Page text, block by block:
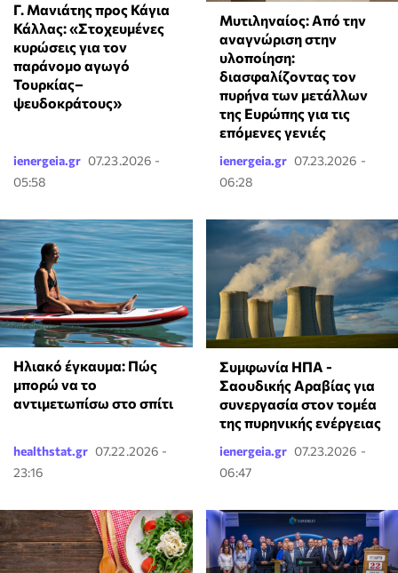
Γ. Μανιάτης προς Κάγια
Κάλλας: «Στοχευμένες
κυρώσεις για τον
παράνομο αγωγό
Τουρκίας–
ψευδοκράτους»
ienergeia.gr 07.23.2026 -
05:58
Μυτιληναίος: Από την
αναγνώριση στην
υλοποίηση:
διασφαλίζοντας τον
πυρήνα των μετάλλων
της Ευρώπης για τις
επόμενες γενιές
ienergeia.gr 07.23.2026 -
06:28
Ηλιακό έγκαυμα: Πώς
μπορώ να το
αντιμετωπίσω στο σπίτι
healthstat.gr 07.22.2026 -
23:16
Συμφωνία ΗΠΑ -
Σαουδικής Αραβίας για
συνεργασία στον τομέα
της πυρηνικής ενέργειας
ienergeia.gr 07.23.2026 -
06:47